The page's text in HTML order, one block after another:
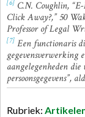
[6] C.N. Coughlin,
Click Away?,” 50
Professor of Legal
[7] Een functionaris
gegevensverwerking
aangelegenheden
persoonsgegevens”,
Rubriek: